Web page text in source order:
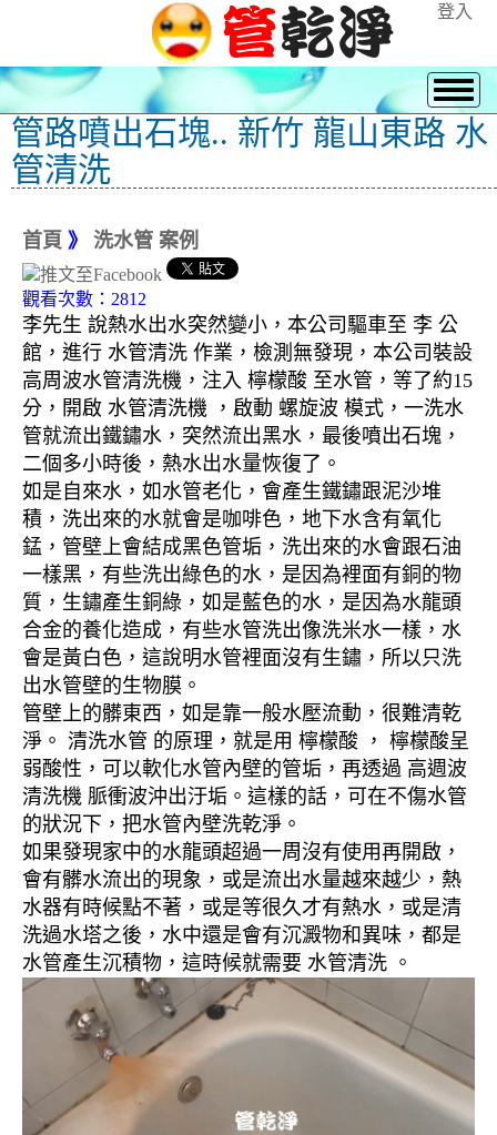
登入
管路噴出石塊.. 新竹 龍山東路 水
管清洗
首頁 》 洗水管 案例
觀看次數：2812
李先生 說熱水出水突然變小，本公司驅車至 李 公
館，進行 水管清洗 作業，檢測無發現，本公司裝設
高周波水管清洗機，注入 檸檬酸 至水管，等了約15
分，開啟 水管清洗機 ，啟動 螺旋波 模式，一洗水
管就流出鐵鏽水，突然流出黑水，最後噴出石塊，
二個多小時後，熱水出水量恢復了。
如是自來水，如水管老化，會產生鐵鏽跟泥沙堆
積，洗出來的水就會是咖啡色，地下水含有氧化
錳，管壁上會結成黑色管垢，洗出來的水會跟石油
一樣黑，有些洗出綠色的水，是因為裡面有銅的物
質，生鏽產生銅綠，如是藍色的水，是因為水龍頭
合金的養化造成，有些水管洗出像洗米水一樣，水
會是黃白色，這說明水管裡面沒有生鏽，所以只洗
出水管壁的生物膜。
管壁上的髒東西，如是靠一般水壓流動，很難清乾
淨。 清洗水管 的原理，就是用 檸檬酸 ， 檸檬酸呈
弱酸性，可以軟化水管內壁的管垢，再透過 高週波
清洗機 脈衝波沖出汙垢。這樣的話，可在不傷水管
的狀況下，把水管內壁洗乾淨。
如果發現家中的水龍頭超過一周沒有使用再開啟，
會有髒水流出的現象，或是流出水量越來越少，熱
水器有時候點不著，或是等很久才有熱水，或是清
洗過水塔之後，水中還是會有沉澱物和異味，都是
水管產生沉積物，這時候就需要 水管清洗 。